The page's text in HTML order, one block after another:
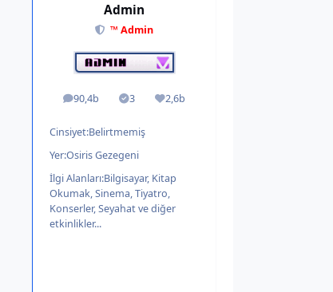
Admin
™ Admin
90,4b
ileti 3
Solutions2,6b
İtibar
Cinsiyet:Belirtmemiş
Yer:Osiris Gezegeni
İlgi Alanları:Bilgisayar, Kitap
Okumak, Sinema, Tiyatro,
Konserler, Seyahat ve diğer
etkinlikler...